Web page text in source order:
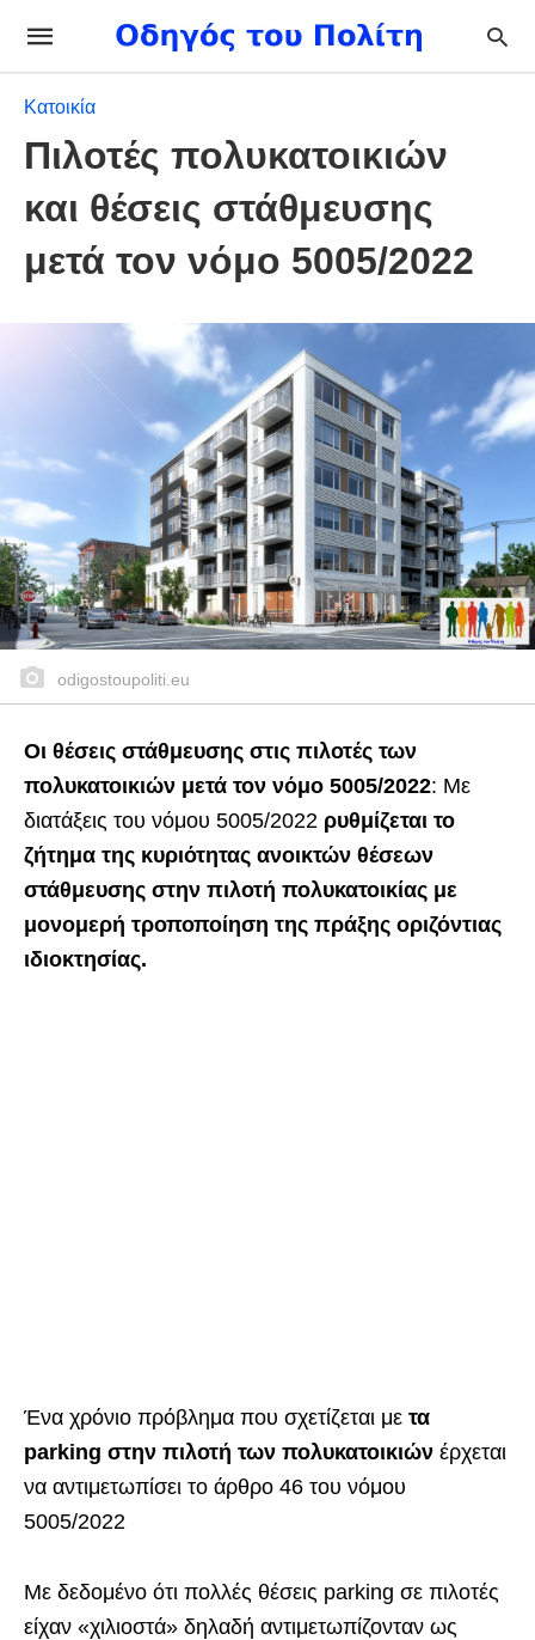
Κατοικία
Πιλοτές πολυκατοικιών
και θέσεις στάθμευσης
μετά τον νόμο 5005/2022
odigostoupoliti.eu
Οι θέσεις στάθμευσης στις πιλοτές των
πολυκατοικιών μετά τον νόμο 5005/2022: Με
διατάξεις του νόμου 5005/2022 ρυθμίζεται το
ζήτημα της κυριότητας ανοικτών θέσεων
στάθμευσης στην πιλοτή πολυκατοικίας με
μονομερή τροποποίηση της πράξης οριζόντιας
ιδιοκτησίας.
Ένα χρόνιο πρόβλημα που σχετίζεται με τα
parking στην πιλοτή των πολυκατοικιών έρχεται
να αντιμετωπίσει το άρθρο 46 του νόμου
5005/2022
Με δεδομένο ότι πολλές θέσεις parking σε πιλοτές
είχαν «χιλιοστά» δηλαδή αντιμετωπίζονταν ως